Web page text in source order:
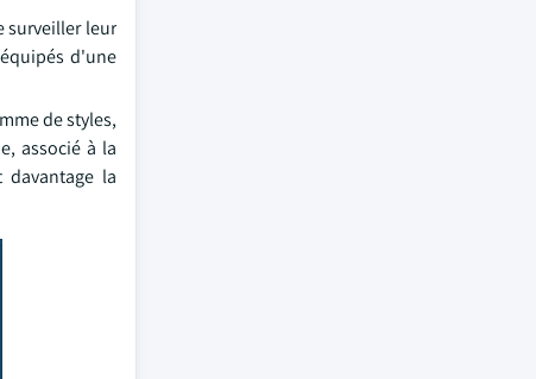
surveiller leur
d'une
de styles,
associé à la
la